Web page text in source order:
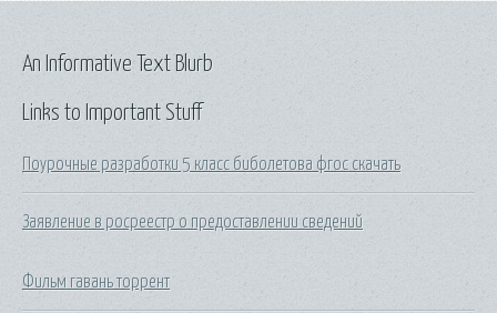
Links to Important Stuff
Поурочные разработки 5 класс биболетова фгос скачать
Заявление в росреестр о предоставлении сведений
Фильм гавань торрент
An Informative Text Blurb